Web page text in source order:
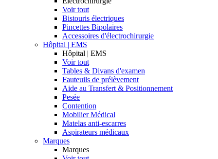
Voir tout
Bistouris électriques
Pincettes Bipolaires
Accessoires d'électrochirurgie
Hôpital | EMS
Hôpital | EMS
Voir tout
Tables & Divans d'examen
Fauteuils de prélèvement
Aide au Transfert & Positionnement
Pesée
Contention
Mobilier Médical
Matelas anti-escarres
Aspirateurs médicaux
Marques
Marques